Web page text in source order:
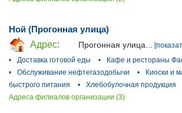
Ной (Прогонная улица)
Адрес:
Прогонная улица...
•
Доставка готовой еды •
Кафе и рестораны
•
Обслуживание нефтегазодобычи •
Киоски и
быстрого питания
•
Хлебобулочная продукция
Адреса филиалов организации (3)